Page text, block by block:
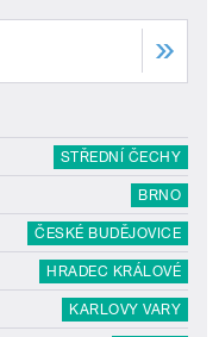
STŘEDNÍ ČECHY
BRNO
ČESKÉ BUDĚJOVICE
HRADEC KRÁLOVÉ
KARLOVY VARY